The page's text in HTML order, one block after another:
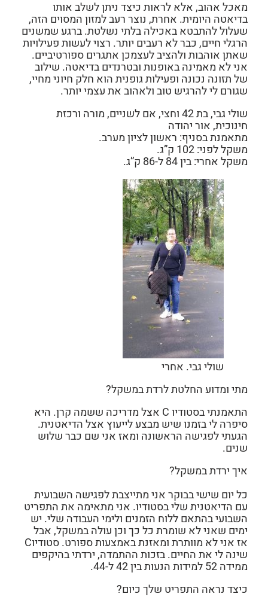
מאכל אהוב, אלא לראות כיצד ניתן לשלב אותו
בדיאטה היומית. אחרת, נוצר רעב למזון המסוים הזה,
שעלול להתבטא באכילה בלתי נשלטת. ברגע שמשנים
הרגלי חיים, כבר לא רעבים יותר. רצוי לעשות פעילויות
שאתן אוהבות ולהציב לעצמכן אתגרים ספורטיביים.
אני לא מאמינה באופנות ובטרנדים בדיאטה. שילוב
של תזונה נכונה ופעילות גופנית הוא חלק חיוני מחיי,
שגורם לי להרגיש טוב ולאהוב את עצמי יותר.
שולי גבי, בת 42 וחצי, אם לשניים, מורה ורכזת
חינוכית, אור יהודה
מתאמנת בסניף: ראשון לציון מערב.
משקל לפני: 102 ק”ג.
משקל אחרי: בין 84 ל-86 ק”ג.
שולי גבי. אחרי
מתי ומדוע החלטתלרדת במשקל?
התאמנתי בסטודיו C אצל מדריכה ששמה קרן. היא
סיפרה לי בזמנו שיש מבצע לייעוץ אצל הדיאטנית.
הגעתי לפגישה הראשונה ומאז אני שם כבר שלוש
שנים.
איך ירדת במשקל?
כל יום שישי בבוקר אני מתייצבת לפגישה השבועית
עם הדיאטנית שלי בסטודיו. אני מתאימה את התפריט
השבועי בהתאם ללוח הזמנים ולימי העבודה שלי. יש
ימים שאני לא שומרת כל כך וכן עולה במשקל, אבל
אז אני לא מוותרת ומאזנת באמצעות ספורט. סטודיוC
שינה לי את החיים. בזכות ההתמדה, ירדתי בהיקפים
ממידה 52 למידות הנעות בין 42 ל-44.
כיצד נראה התפריט שלך כיום?